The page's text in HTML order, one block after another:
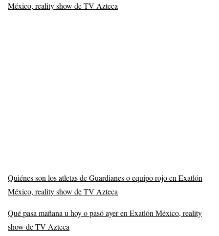
México, reality show de TV Azteca
Quiénes son los atletas de Guardianes o equipo rojo en Exatlón
México, reality show de TV Azteca
Qué pasa mañana u hoy o pasó ayer en Exatlón México, reality
show de TV Azteca